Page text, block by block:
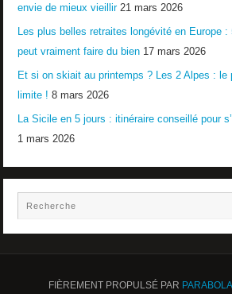
envie de mieux vieillir 21 mars 2026
Les plus belles retraites longévité en Europe
peut vraiment faire du bien 17 mars 2026
Et si on skiait au printemps ? Les 2 Alpes : le
limite ! 8 mars 2026
La Sicile en 5 jours : itinéraire conseillé pour
1 mars 2026
FIÈREMENT PROPULSÉ PAR PARABOLA